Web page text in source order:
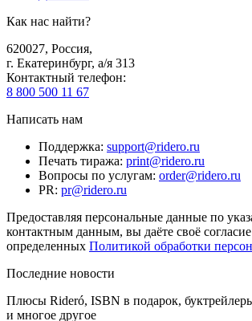
Как нас найти?
620027, Россия,
г. Екатеринбург, а/я 313
Контактный телефон:
8 800 500 11 67
Написать нам
Поддержка: support@ridero.ru
Печать тиража: print@ridero.ru
Вопросы по услугам: order@ridero.ru
PR: pr@ridero.ru
Предоставляя персональные данные по
контактным данным, вы даёте своё
определенных Политикой обработки
Последние новости
Плюсы Rideró, ISBN в подарок,
и многое другое